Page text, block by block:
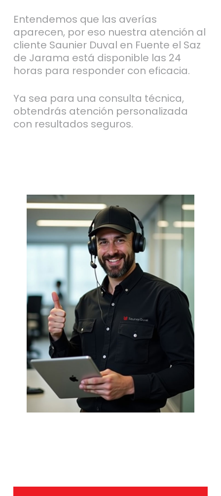
Entendemos que las averías
aparecen, por eso nuestra atención al
cliente Saunier Duval en Fuente el Saz
de Jarama está disponible las 24
horas para responder con eficacia.
Ya sea para una consulta técnica,
obtendrás atención personalizada
con resultados seguros.